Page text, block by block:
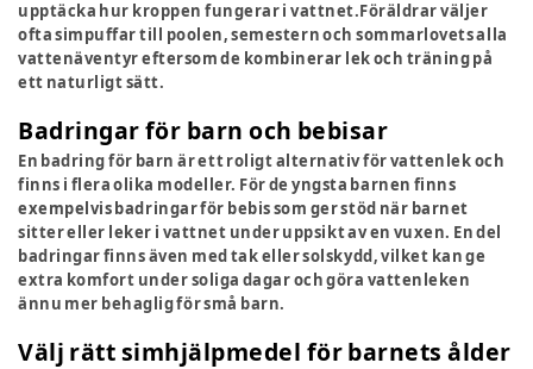
upptäcka hur kroppen fungerar i vattnet.Föräldrar väljer
ofta simpuffar till poolen, semestern och sommarlovets alla
vattenäventyr eftersom de kombinerar lek och träning på
ett naturligt sätt.
Badringar för barn och bebisar
En badring för barn är ett roligt alternativ för vattenlek och
finns i flera olika modeller. För de yngsta barnen finns
exempelvis badringar för bebis som ger stöd när barnet
sitter eller leker i vattnet under uppsikt av en vuxen. En del
badringar finns även med tak eller solskydd, vilket kan ge
extra komfort under soliga dagar och göra vattenleken
ännu mer behaglig för små barn.
Välj rätt simhjälpmedel för barnets ålder